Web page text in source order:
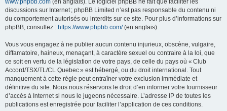
www.phpbb.com (en anglais). Le logiciel phpBB ne fait que faciliter les
discussions sur Internet ; phpBB Limited n’est pas responsable du contenu ni
du comportement autorisés ou interdits sur ce site. Pour plus d’informations sur
phpBB, consultez : https://www.phpbb.com/(en anglais).
Vous vous engagez à ne publier aucun contenu injurieux, obscène, vulgaire,
diffamatoire, haineux, menaçant, à caractère sexuel ou contraire à la loi, que
ce soit en vertu de la législation de votre pays, de celle du pays où « Club
Accord/TSX/TL/CL Quebec » est hébergé, ou du droit international. Tout
manquement à cette règle peut entraîner votre exclusion immédiate et
définitive du site. Nous nous réservons le droit d’en informer votre fournisseur
d’accès à Internet si nous le jugeons nécessaire. L’adresse IP de toutes les
publications est enregistrée pour faciliter l’application de ces conditions.